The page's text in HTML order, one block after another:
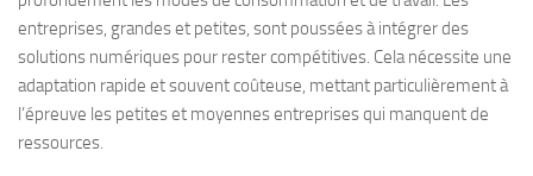
entreprises, grandes et petites, sont poussées à intégrer des
solutions numériques pour rester compétitives. Cela nécessite une
adaptation rapide et souvent coûteuse, mettant particulièrement à
l’épreuve les petites et moyennes entreprises qui manquent de
ressources.